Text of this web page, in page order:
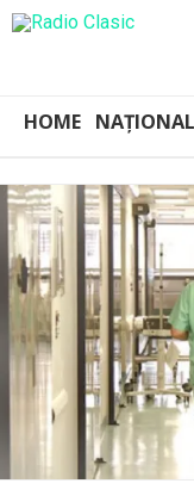
HOME NAȚIONAL